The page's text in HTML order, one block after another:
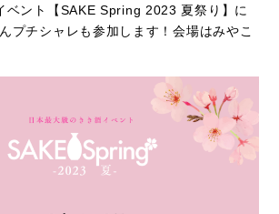
ベント【SAKE Spring 2023 夏祭り】に
プチシャレも参加します！会場はみやこ